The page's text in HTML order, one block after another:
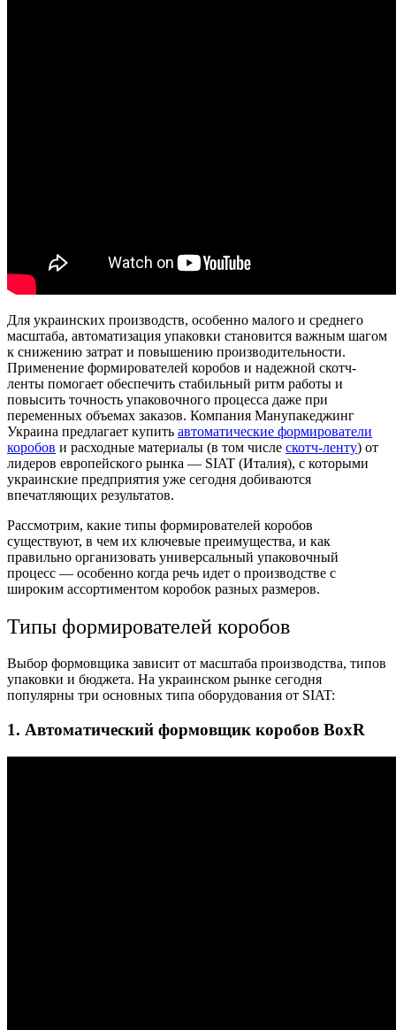
Для украинских производств, особенно малого и среднего
масштаба, автоматизация упаковки становится важным шагом
к снижению затрат и повышению производительности.
Применение формирователей коробов и надежной скотч-
ленты помогает обеспечить стабильный ритм работы и
повысить точность упаковочного процесса даже при
переменных объемах заказов. Компания Манупакеджинг
Украина предлагает купить автоматические формирователи
коробов и расходные материалы (в том числе скотч-ленту) от
лидеров европейского рынка — SIAT (Италия), с которыми
украинские предприятия уже сегодня добиваются
впечатляющих результатов.
Рассмотрим, какие типы формирователей коробов
существуют, в чем их ключевые преимущества, и как
правильно организовать универсальный упаковочный
процесс — особенно когда речь идет о производстве с
широким ассортиментом коробок разных размеров.
Типы формирователей коробов
Выбор формовщика зависит от масштаба производства, типов
упаковки и бюджета. На украинском рынке сегодня
популярны три основных типа оборудования от SIAT:
1. Автоматический формовщик коробов BoxR